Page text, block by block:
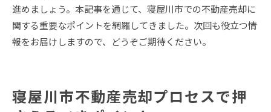
進めましょう。本記事を通じて、寝屋川市での不動産売却に
関する重要なポイントを網羅してきました。次回も役立つ情
報をお届けしますので、どうぞご期待ください。
寝屋川市不動産売却プロセスで押